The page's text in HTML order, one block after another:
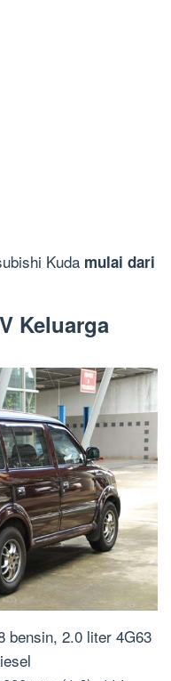
Kuda mulai dari
Keluarga
bensin, 2.0 liter 4G63